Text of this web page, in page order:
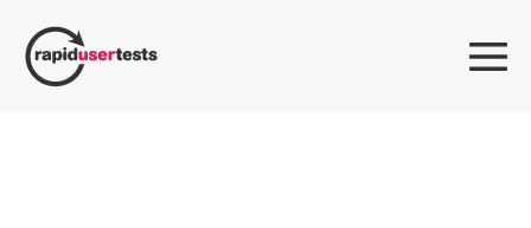
Inhalt
springen